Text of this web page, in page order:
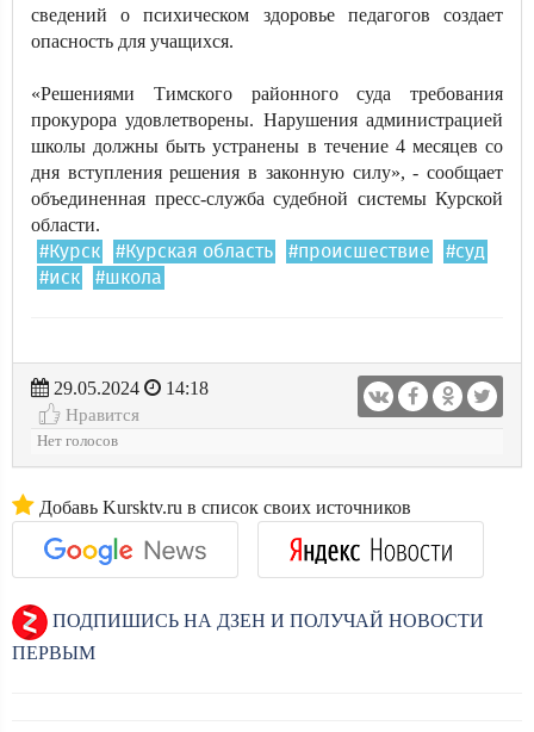
сведений о психическом здоровье педагогов создает
опасность для учащихся.
«Решениями Тимского районного суда требования
прокурора удовлетворены. Нарушения администрацией
школы должны быть устранены в течение 4 месяцев со
дня вступления решения в законную силу», - сообщает
объединенная пресс-служба судебной системы Курской
области.
#Курск #Курская область #происшествие
#суд
#иск
#школа
29.05.2024
14:18
Нравится
Нет голосов
Добавь Kursktv.ru в список своих источников
ПОДПИШИСЬ НА ДЗЕН И ПОЛУЧАЙ НОВОСТИ
ПЕРВЫМ